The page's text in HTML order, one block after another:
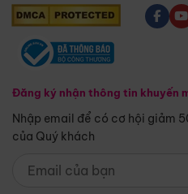
Đăng ký nhận thông tin khuyến
Nhập email để có cơ hội giảm
của Quý khách